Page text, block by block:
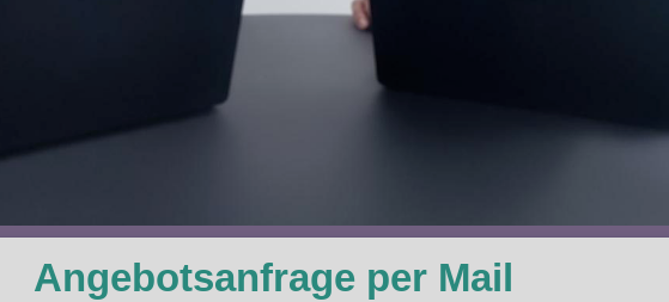
Angebotsanfrage per Mail